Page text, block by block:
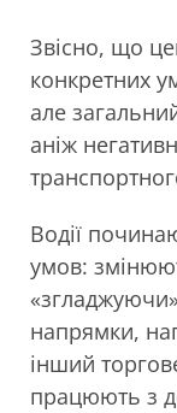
Звісно, що
конкретних
але
аніж
Водії
умов:
напрямки,
інший
працюють з